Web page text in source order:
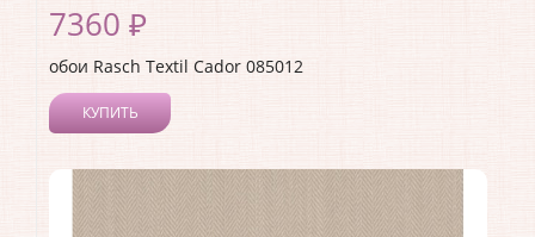
7360 ₽
обои Rasch Textil Cador 085012
КУПИТЬ
Коллекция:Cador
Длина рулона:
10.05
Ширина рулона:
0.53